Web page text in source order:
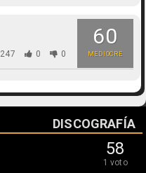
60
MEDIOCRE
247 0 0
DISCOGRAFÍA
58
1 voto